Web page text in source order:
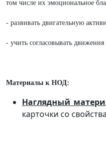
том числе их эмоциональное
- развивать двигательную
- учить согласовывать
Материалы к НОД:
Наглядный
карточки со